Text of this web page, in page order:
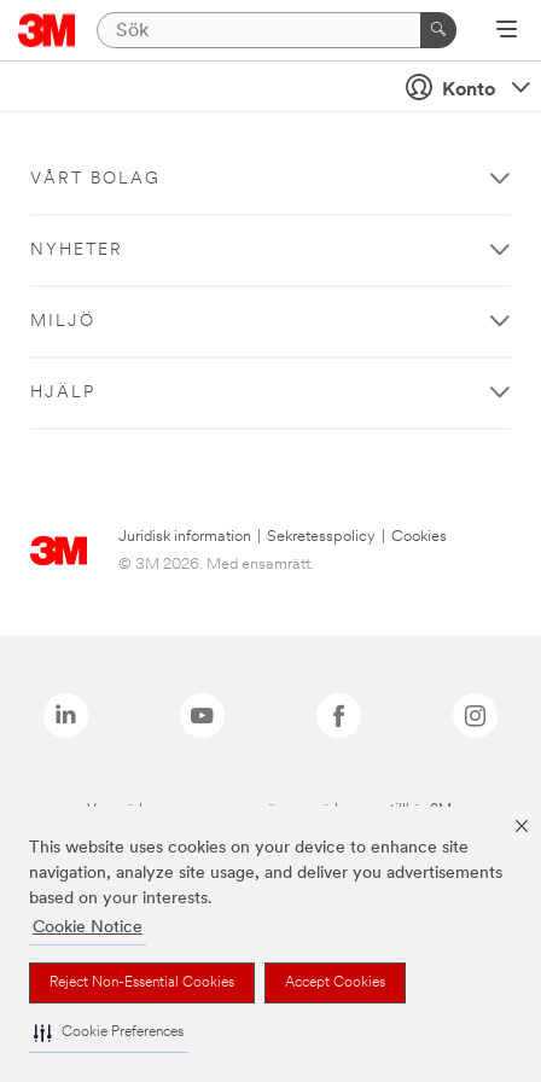
This website uses cookies on your device to enhance site
navigation, analyze site usage, and deliver you advertisements
based on your interests.
Cookie Notice
Reject Non-Essential Cookies Accept Cookies
Cookie Preferences
Konto
VÅRT BOLAG
NYHETER
MILJÖ
HJÄLP
Juridisk information Sekretesspolicy
Cookies
© 3M 2026. Med ensamrätt.
Varumärken som anges ovan är varumärken som tillhör 3M.